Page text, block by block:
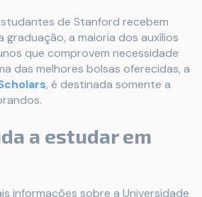
de Stanford recebem
graduação, a maioria dos auxílios
que comprovem necessidade
das melhores bolsas oferecidas, a
, é destinada somente a
a estudar em
informações sobre a Universidade